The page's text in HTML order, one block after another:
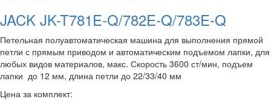
JACK JK-T781E-Q/782E-Q/783E-Q
Петельная полуавтоматическая машина для выполнения прямой
петли с прямым приводом и автоматическим подъемом лапки, для
любых видов материалов, макс. Скорость 3600 ст/мин, подъем
лапки до 12 мм, длина петли до 22/33/40 мм
Цена за комплект: